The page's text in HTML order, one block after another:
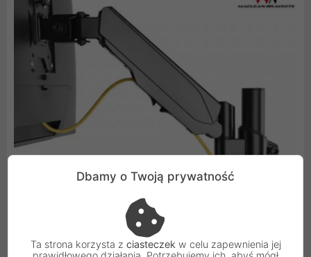
Dbamy o Twoją prywatność
Ta strona korzysta z ciasteczek w celu zapewnienia jej